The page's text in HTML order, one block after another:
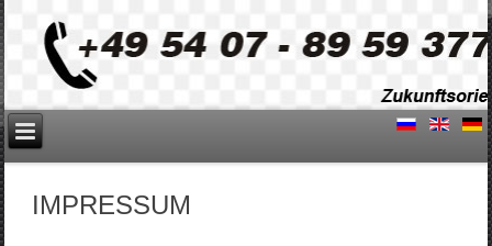
IMPRESSUM